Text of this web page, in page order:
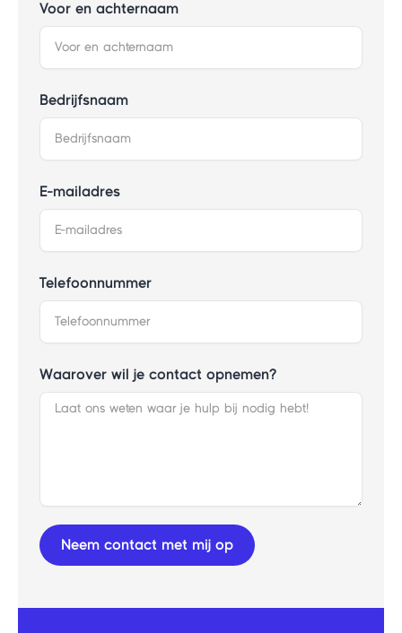
Voor en achternaam
Bedrijfsnaam
E-mailadres
Telefoonnummer
Waarover wil je contact opnemen?